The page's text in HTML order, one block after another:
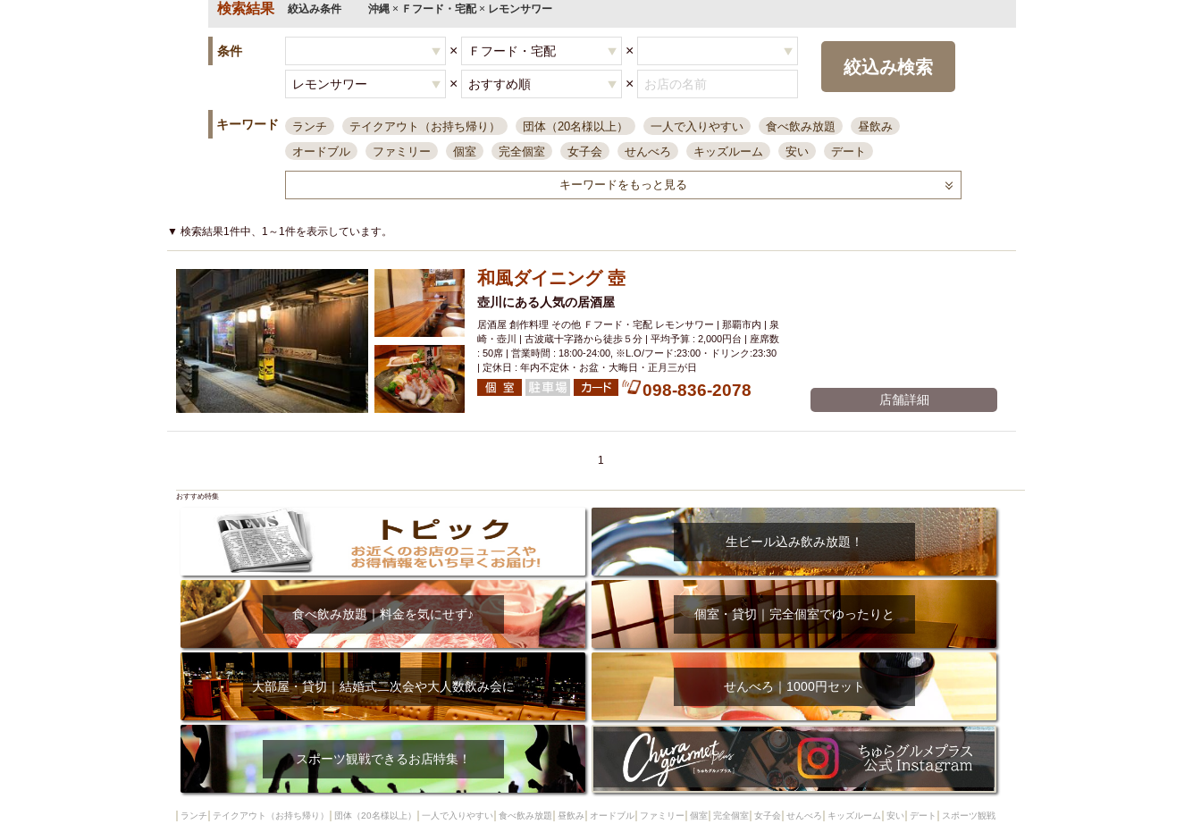
検索結果 絞込み条件 沖縄 × Ｆフード・宅配× レモンサワー
条件 × ×
× ×
絞込み検索
キーワード ランチ テイクアウト（お持ち帰り） 団体（20名様以上） 一人で入りやすい 食べ飲み放題
昼飲み
オードブル
ファミリー 個室 完全個室 女子会 せんべろ キッズルーム 安い
デート
一人飲み 誕生日 大人数
接待・会食
ちょい飲み コスパ最高 肉料理 模合 インスタ映え 座敷席 記念日 泡盛
喫煙可
結婚式二次会
夜10時以降入店可
県産魚 焼鳥 忘年会コース レモンサワー 観光客に人気 大部屋30名
カウンター
貸切可
大部屋20名 落ち着いた空間 4000円台コース
カード可
厳選日本酒 鮮魚 大衆酒場 ノンアルコールビール
3000円台コース
ピザ 焼酎 カラオケ デリバリー 寿司 クリスマス 和食
アサヒスーパードライ
県庁前駅周辺 大部屋40名 旭橋駅周辺 沖縄料理 スイーツ
大部屋50名以上～
オリオン 海ぶどう パスタ 民謡・生演奏
ハッピーアワー
アグー豚
ソファー
激辛料理 石垣牛 アヒージョ アサヒ 割烹 女性専用トイレあり
入店１時間が安い
ファーストフード
スペシャルディナー ホルモン(もつ) 炭火焼 ペイディ（給料日）
野菜巻き串
スクリーン
スペインバル・イタリアンバール 食べ放題 動物カフェ＆バー 屋富祖地区
ジンギスカン
カニ
カフェ ジビエ 安里駅周辺 アジア・エスニック 熱燗 生け簀 獺祭 イタリアン
古島駅周辺
餃子
キリン 分煙 少人数貸切(15名以下から) 島野菜 しゃぶしゃぶ パクチー 炉端焼き
ふぐ料理
ホッピー
焼肉 電気ブラン エビスビール ウェディング 58KACHA-SEA
バイキング（ビュッフェ）
マイク
サッポロ 昼宴会 イベリコ豚 山盛、メガ盛り つけ麺 日本そば 冬限定メニュー
おでん
市立病院前駅周辺
中華 お好み焼き・もんじゃ オーガニック プレミアムフライデー
牛串焼き
綺麗orお洒落なトイレ
ランチバイキング フルーツハイボール 飲み比べセット 首里駅周辺
やぎ料理
クラフトビール
鉄板焼き 幹事様特典 おばんざい チーズタッカルビ 奥武山公園駅周辺
小禄駅周辺
壺川駅周辺
秋限定メニュー 春限定メニュー フレンチ 夏限定メニュー ENJOY LUNCH 特集
造形集団
キーワードをもっと見る
▼ 検索結果1件中、1～1件を表示しています。
和風ダイニング 壺
壺川にある人気の居酒屋
居酒屋 創作料理 その他 Ｆフード・宅配 レモンサワー | 那覇市内 | 泉
崎・壺川 | 古波蔵十字路から徒歩５分 | 平均予算 : 2,000円台 | 座席数
: 50席 | 営業時間 : 18:00-24:00, ※L.O/フード:23:00・ドリンク:23:30
| 定休日 : 年内不定休・お盆・大晦日・正月三が日
098-836-2078 店舗詳細
1
おすすめ特集
生ビール込み飲み放題！
食べ飲み放題｜料金を気にせず♪ 個室・貸切｜完全個室でゆったりと
大部屋・貸切｜結婚式二次会や大人数飲み会に せんべろ｜1000円セット
スポーツ観戦できるお店特集！
ランチ テイクアウト（お持ち帰り） 団体（20名様以上） 一人で入りやすい 食べ飲み放題 昼飲み オードブル ファミリー 個室 完全個室 女子会 せんべろ キッズルーム 安い デート スポーツ観戦